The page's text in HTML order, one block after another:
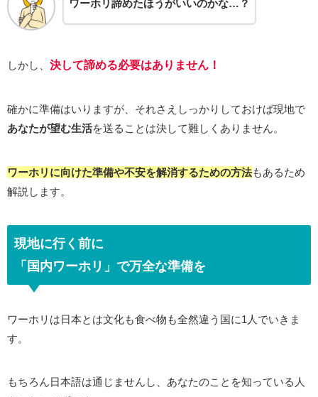
ワーホリ諦めたほうがいいのかな…？
しかし、 決して諦める必要はありません！
確かに準備はいりますが、それさえしっかりしておけば現地で
あなたが望む生活を送ることは決して難しくありません。
ワーホリに向けた準備や不安を解消するための方法もあるため
解説します。
現地に行く前に
「国内ワーホリ」で万全な準備を
ワーホリは日本とは文化も食べ物も全然違う国に1人でいきま
す。
もちろん日本語は通じませんし、あなたのことを知っている人